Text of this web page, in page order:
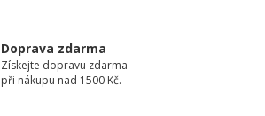
Doprava zdarma
Získejte dopravu zdarma
při nákupu nad 1500 Kč.